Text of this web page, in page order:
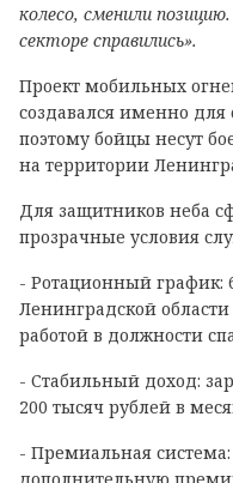
колесо, сменили
секторе справились».
Проект мобильных
создавался именно
поэтому бойцы несут
на территории
Для защитников неба
прозрачные условия
- Ротационный график:
Ленинградской
работой в должности
- Стабильный доход:
200 тысяч рублей в
- Премиальная